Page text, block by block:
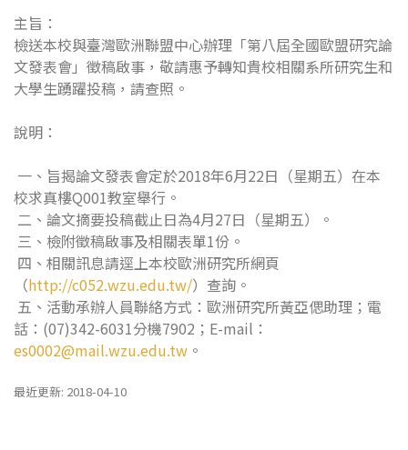
主旨：
檢送本校與臺灣歐洲聯盟中心辦理「第八屆全國歐盟研究論
文發表會」徵稿啟事，敬請惠予轉知貴校相關系所研究生和
大學生踴躍投稿，請查照。
說明：
一、旨揭論文發表會定於2018年6月22日（星期五）在本
校求真樓Q001教室舉行。
二、論文摘要投稿截止日為4月27日（星期五）。
三、檢附徵稿啟事及相關表單1份。
四、相關訊息請逕上本校歐洲研究所網頁
（http://c052.wzu.edu.tw/）查詢。
五、活動承辦人員聯絡方式：歐洲研究所黃亞偲助理；電
話：(07)342-6031分機7902；E-mail：
es0002@mail.wzu.edu.tw 。
最近更新: 2018-04-10